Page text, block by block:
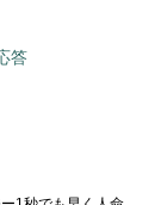
答